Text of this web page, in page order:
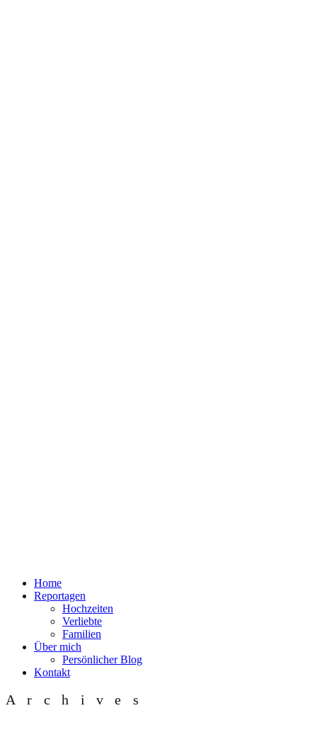
Home
Reportagen
Hochzeiten
Verliebte
Familien
Über mich
Persönlicher Blog
Kontakt
Archives